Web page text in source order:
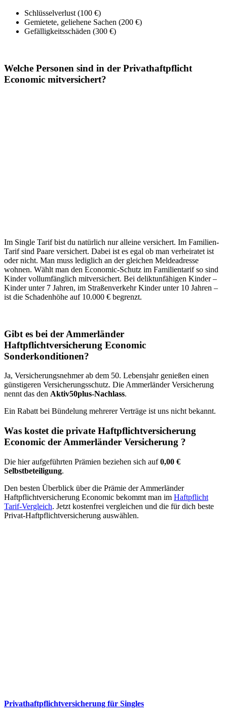
Schlüsselverlust (100 €)
Gemietete, geliehene Sachen (200 €)
Gefälligkeitsschäden (300 €)
Welche Personen sind in der Privathaftpflicht
Economic mitversichert?
Im Single Tarif bist du natürlich nur alleine versichert. Im Familien-
Tarif sind Paare versichert. Dabei ist es egal ob man verheiratet ist
oder nicht. Man muss lediglich an der gleichen Meldeadresse
wohnen. Wählt man den Economic-Schutz im Familientarif so sind
Kinder vollumfänglich mitversichert. Bei deliktunfähigen Kinder –
Kinder unter 7 Jahren, im Straßenverkehr Kinder unter 10 Jahren –
ist die Schadenhöhe auf 10.000 € begrenzt.
Gibt es bei der Ammerländer
Haftpflichtversicherung Economic
Sonderkonditionen?
Ja, Versicherungsnehmer ab dem 50. Lebensjahr genießen einen
günstigeren Versicherungsschutz. Die Ammerländer Versicherung
nennt das den Aktiv50plus-Nachlass.
Ein Rabatt bei Bündelung mehrerer Verträge ist uns nicht bekannt.
Was kostet die private Haftpflichtversicherung
Economic der Ammerländer Versicherung ?
Die hier aufgeführten Prämien beziehen sich auf0,00 €
Selbstbeteiligung.
Den besten Überblick über die Prämie der Ammerländer
Haftpflichtversicherung Economic bekommt man im Haftpflicht
Tarif-Vergleich. Jetzt kostenfrei vergleichen und die für dich beste
Privat-Haftpflichtversicherung auswählen.
Privathaftpflichtversicherung für Singles